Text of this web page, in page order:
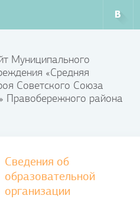
Муниципального
«Средняя
Советского Союза
Правобережного района
Сведения об
образовательной
организации